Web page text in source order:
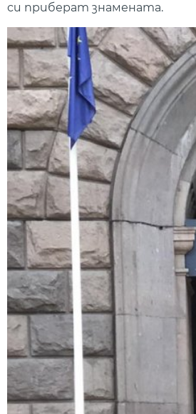
си приберат знамената.